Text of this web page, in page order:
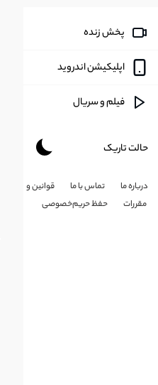
شخصی
پخش زنده
اپلیکیشن اندروید
فیلم و سریال
حالت تاریک
درباره ما تماس با ما
قوانین و
مقررات
حفظ حریم‌خصوصی